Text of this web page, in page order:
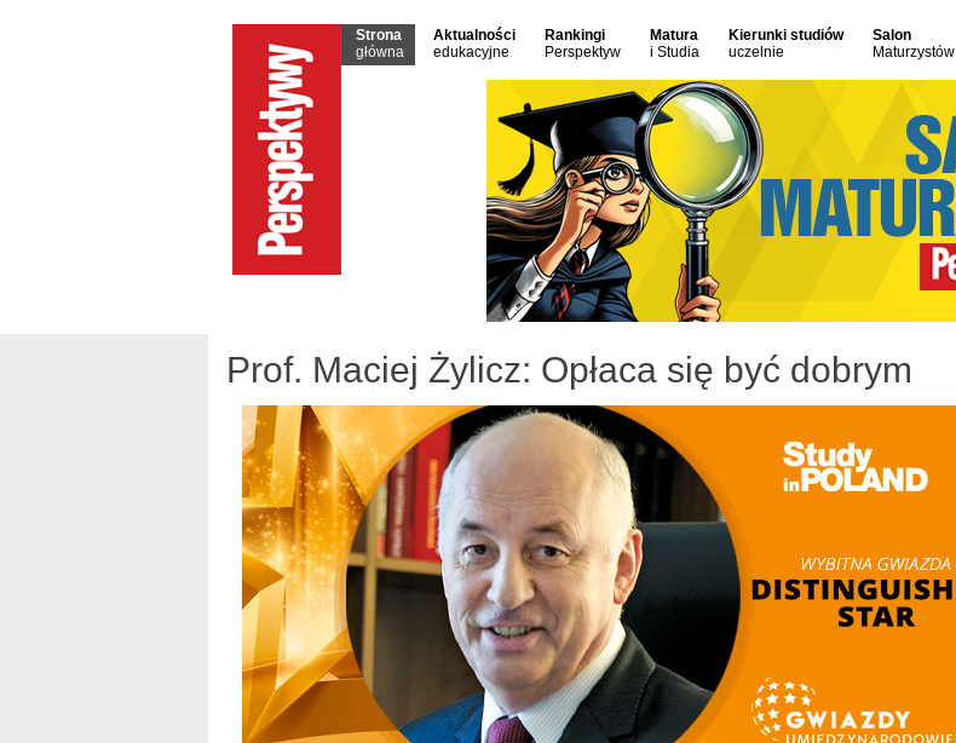
Strona
główna
Aktualności
edukacyjne
Rankingi
Perspektyw
Matura
i Studia
Kierunki studiów
uczelnie
Salon
Maturzystów
Prof. Maciej Żylicz: Opłaca się być dobrym